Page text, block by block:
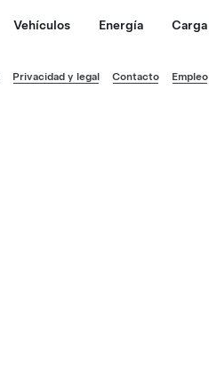
Vehículos Energía Carga
Privacidad y legal Contacto Empleo